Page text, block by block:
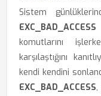
Sistem
EXC_BAD_ACCESS
komutlarını
karşılaştığını
kendi kendini
EXC_BAD_ACCESS